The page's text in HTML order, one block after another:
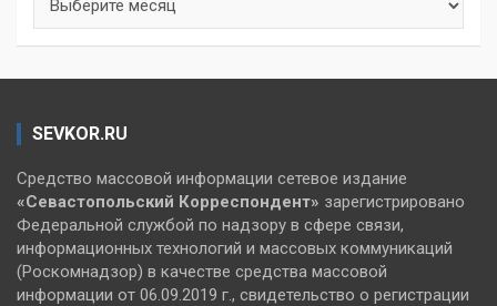
SEVKOR.RU
Средство массовой информации сетевое издание
«Севастопольский Корреспондент» зарегистрировано
Федеральной службой по надзору в сфере связи,
информационных технологий и массовых коммуникаций
(Роскомнадзор) в качестве средства массовой
информации от 06.09.2019 г., свидетельство о регистрации